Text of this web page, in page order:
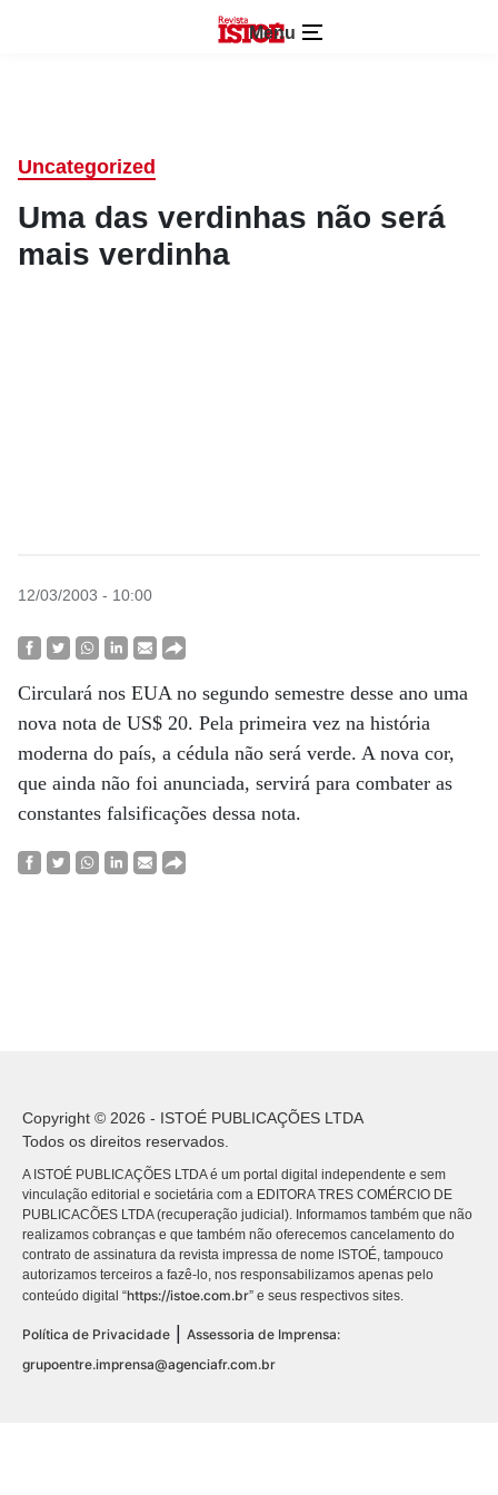
Menu
Uncategorized
Uma das verdinhas não será
mais verdinha
12/03/2003 - 10:00
Circulará nos EUA no segundo semestre desse ano uma
nova nota de US$ 20. Pela primeira vez na história
moderna do país, a cédula não será verde. A nova cor,
que ainda não foi anunciada, servirá para combater as
constantes falsificações dessa nota.
Copyright © 2026 - ISTOÉ PUBLICAÇÕES LTDA
Todos os direitos reservados.
A ISTOÉ PUBLICAÇÕES LTDA é um portal digital independente e sem
vinculação editorial e societária com a EDITORA TRES COMÉRCIO DE
PUBLICACÕES LTDA (recuperação judicial). Informamos também que não
realizamos cobranças e que também não oferecemos cancelamento do
contrato de assinatura da revista impressa de nome ISTOÉ, tampouco
autorizamos terceiros a fazê-lo, nos responsabilizamos apenas pelo
conteúdo digital “https://istoe.com.br” e seus respectivos sites.
Política de Privacidade
Assessoria de Imprensa:
grupoentre.imprensa@agenciafr.com.br